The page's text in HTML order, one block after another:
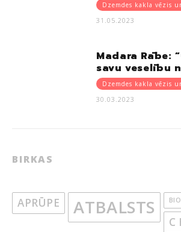
Dzemdes kakla vēzis
31.05.2023
Madara Rābe:
savu veselību
Dzemdes kakla vēzis
30.03.2023
BIRKAS
APRŪPE ATBALSTS
C